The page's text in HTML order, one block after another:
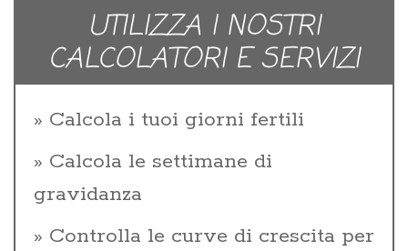
UTILIZZA I NOSTRI
CALCOLATORI E SERVIZI
Calcola i tuoi giorni fertili
Calcola le settimane di
gravidanza
Controlla le curve di crescita per